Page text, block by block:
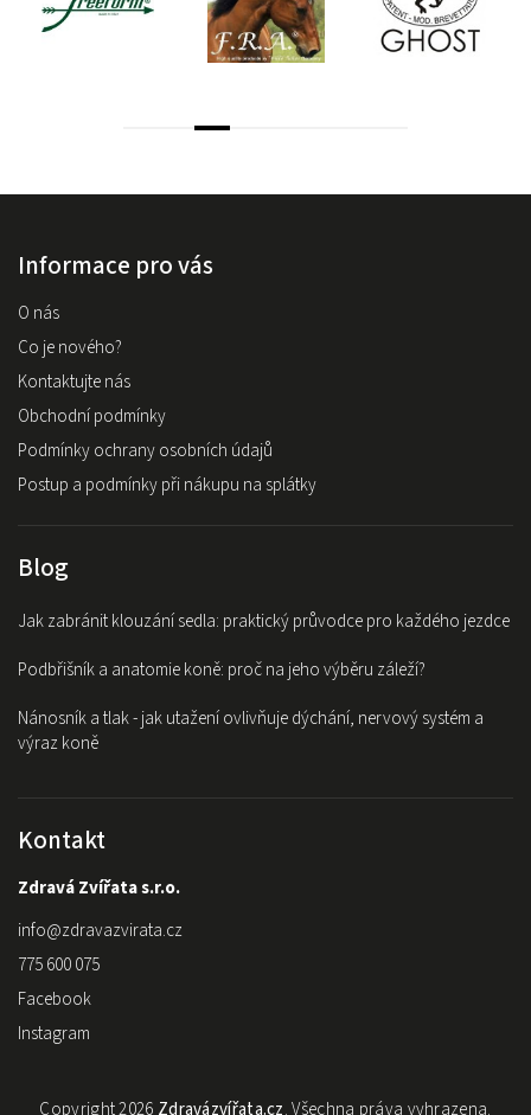
Informace pro vás
O nás
Co je nového?
Kontaktujte nás
Obchodní podmínky
Podmínky ochrany osobních údajů
Postup a podmínky při nákupu na splátky
Blog
Jak zabránit klouzání sedla: praktický průvodce pro každého jezdce
Podbřišník a anatomie koně: proč na jeho výběru záleží?
Nánosník a tlak - jak utažení ovlivňuje dýchání, nervový systém a
výraz koně
Kontakt
Zdravá Zvířata s.r.o.
info@zdravazvirata.cz
775 600 075
Facebook
Instagram
Copyright 2026 Zdravázvířata.cz. Všechna práva vyhrazena.